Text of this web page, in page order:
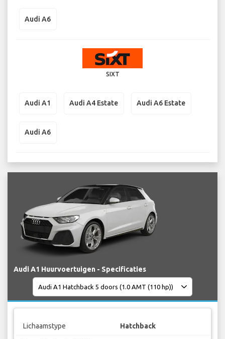
Audi A6
SIXT
Audi A1 Audi A4 Estate Audi A6 Estate
Audi A6
Audi A1 Huurvoertuigen - Specificaties
Lichaamstype Hatchback